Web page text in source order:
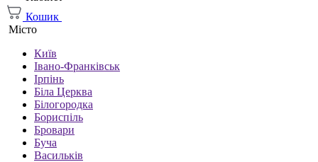
Кошик
Місто
Київ
Івано-Франківськ
Ірпінь
Біла Церква
Білогородка
Бориспіль
Бровари
Буча
Васильків